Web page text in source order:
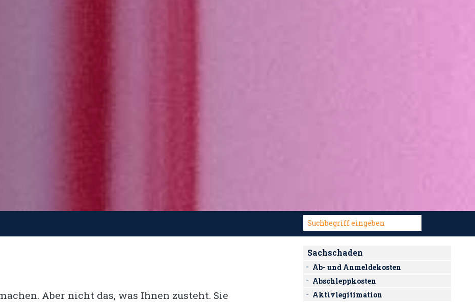
Aber nicht das, was Ihnen zusteht. Sie
Sachschaden
Ab- und Anmeldekosten
Abschleppkosten
Aktivlegitimation